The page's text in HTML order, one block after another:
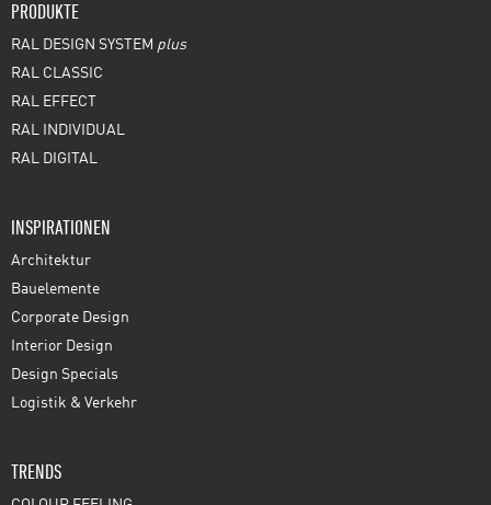
PRODUKTE
RAL DESIGN SYSTEM plus
RAL CLASSIC
RAL EFFECT
RAL INDIVIDUAL
RAL DIGITAL
INSPIRATIONEN
Architektur
Bauelemente
Corporate Design
Interior Design
Design Specials
Logistik & Verkehr
TRENDS